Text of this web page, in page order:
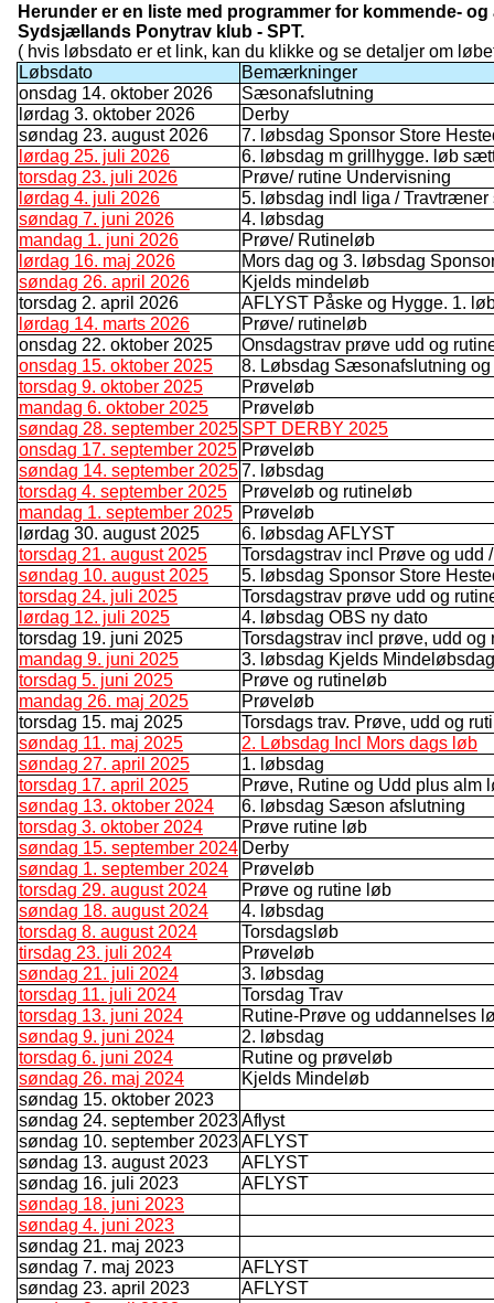
Herunder er en liste med programmer for kommende-
Sydsjællands Ponytrav klub - SPT.
( hvis løbsdato er et link, kan du klikke og se detaljer om
Løbsdato
Bemærkninger
onsdag 14. oktober 2026
Sæsonafslutning
lørdag 3. oktober 2026
Derby
søndag 23. august 2026
7. løbsdag Sponsor Store
lørdag 25. juli 2026
6. løbsdag m grillhygge. løb
torsdag 23. juli 2026
Prøve/ rutine Undervisning
lørdag 4. juli 2026
5. løbsdag indl liga / Travtræner
søndag 7. juni 2026
4. løbsdag
mandag 1. juni 2026
Prøve/ Rutineløb
lørdag 16. maj 2026
Mors dag og 3. løbsdag
søndag 26. april 2026
Kjelds mindeløb
torsdag 2. april 2026
AFLYST Påske og Hygge. 1.
lørdag 14. marts 2026
Prøve/ rutineløb
onsdag 22. oktober 2025
Onsdagstrav prøve udd og
onsdag 15. oktober 2025
8. Løbsdag Sæsonafslutning
torsdag 9. oktober 2025
Prøveløb
mandag 6. oktober 2025
Prøveløb
søndag 28. september 2025 SPT DERBY 2025
onsdag 17. september 2025 Prøveløb
søndag 14. september 20257. løbsdag
torsdag 4. september 2025
Prøveløb og rutineløb
mandag 1. september 2025 Prøveløb
lørdag 30. august 2025
6. løbsdag AFLYST
torsdag 21. august 2025
Torsdagstrav incl Prøve og udd
søndag 10. august 2025
5. løbsdag Sponsor Store
torsdag 24. juli 2025
Torsdagstrav prøve udd og
lørdag 12. juli 2025
4. løbsdag OBS ny dato
torsdag 19. juni 2025
Torsdagstrav incl prøve, udd og
mandag 9. juni 2025
3. løbsdag Kjelds Mindeløbsdag
torsdag 5. juni 2025
Prøve og rutineløb
mandag 26. maj 2025
Prøveløb
torsdag 15. maj 2025
Torsdags trav. Prøve, udd og
søndag 11. maj 2025
2. Løbsdag Incl Mors dags løb
søndag 27. april 2025
1. løbsdag
torsdag 17. april 2025
Prøve, Rutine og Udd plus alm
søndag 13. oktober 2024
6. løbsdag Sæson afslutning
torsdag 3. oktober 2024
Prøve rutine løb
søndag 15. september 2024 Derby
søndag 1. september 2024
Prøveløb
torsdag 29. august 2024
Prøve og rutine løb
søndag 18. august 2024
4. løbsdag
torsdag 8. august 2024
Torsdagsløb
tirsdag 23. juli 2024
Prøveløb
søndag 21. juli 2024
3. løbsdag
torsdag 11. juli 2024
Torsdag Trav
torsdag 13. juni 2024
Rutine-Prøve og uddannelses
søndag 9. juni 2024
2. løbsdag
torsdag 6. juni 2024
Rutine og prøveløb
søndag 26. maj 2024
Kjelds Mindeløb
søndag 15. oktober 2023
søndag 24. september 2023Aflyst
søndag 10. september 2023AFLYST
søndag 13. august 2023
AFLYST
søndag 16. juli 2023
AFLYST
søndag 18. juni 2023
søndag 4. juni 2023
søndag 21. maj 2023
søndag 7. maj 2023
AFLYST
søndag 23. april 2023
AFLYST